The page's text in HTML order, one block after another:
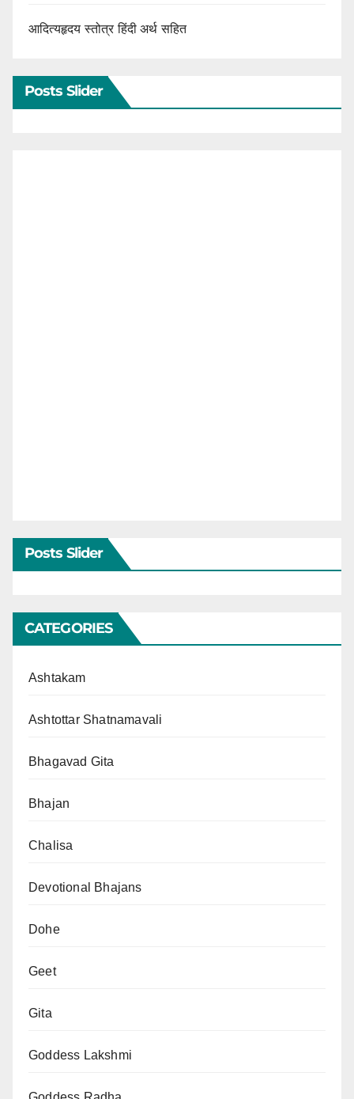
आदित्यहृदय स्तोत्र हिंदी अर्थ सहित
Posts Slider
Posts Slider
CATEGORIES
Ashtakam
Ashtottar Shatnamavali
Bhagavad Gita
Bhajan
Chalisa
Devotional Bhajans
Dohe
Geet
Gita
Goddess Lakshmi